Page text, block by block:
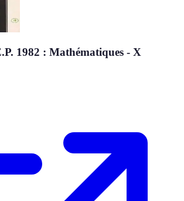
1982 : Mathématiques - X